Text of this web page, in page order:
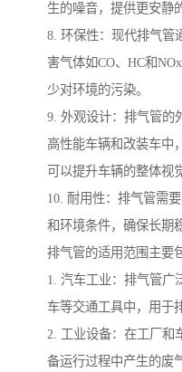
生的噪音，提供更安静
8. 环保性：现代排气管
害气体如CO、HC和
少对环境的污染。
9. 外观设计：排气管的
高性能车辆和改装车中
可以提升车辆的整体视
10. 耐用性：排气管需
和环境条件，确保长期
排气管的适用范围主要
1. 汽车工业：排气管广
车等交通工具中，用于
2. 工业设备：在工厂和
备运行过程中产生的废